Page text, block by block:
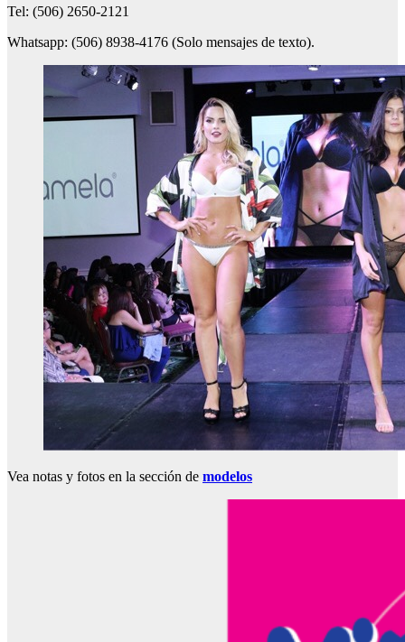
Tel: (506) 2650-2121
Whatsapp: (506) 8938-4176 (Solo mensajes de texto).
Vea notas y fotos en la sección de modelos